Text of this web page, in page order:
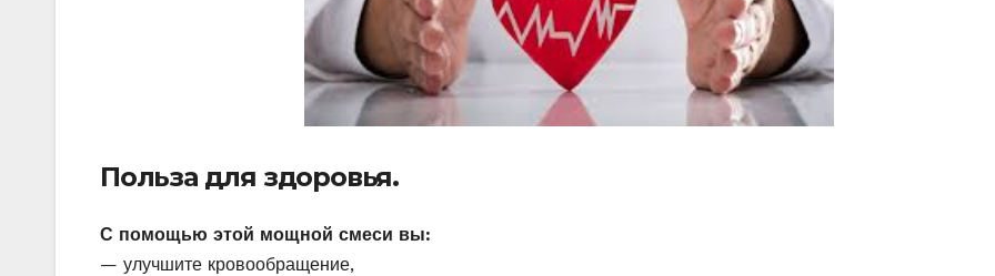
Польза для здоровья.
С помощью этой мощной смеси вы:
— улучшите кровообращение,